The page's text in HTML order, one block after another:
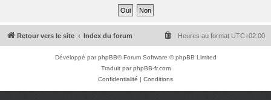
h
Retour vers le site Index du forum Heures au format UTC+02:00
Développé parphpBB® Forum Software © phpBB Limited
Traduit parphpBB-fr.com
Confidentialité | Conditions